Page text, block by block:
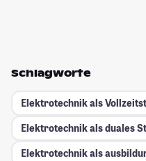
Schlagworte
Elektrotechnik als
Elektrotechnik als duales
Elektrotechnik als